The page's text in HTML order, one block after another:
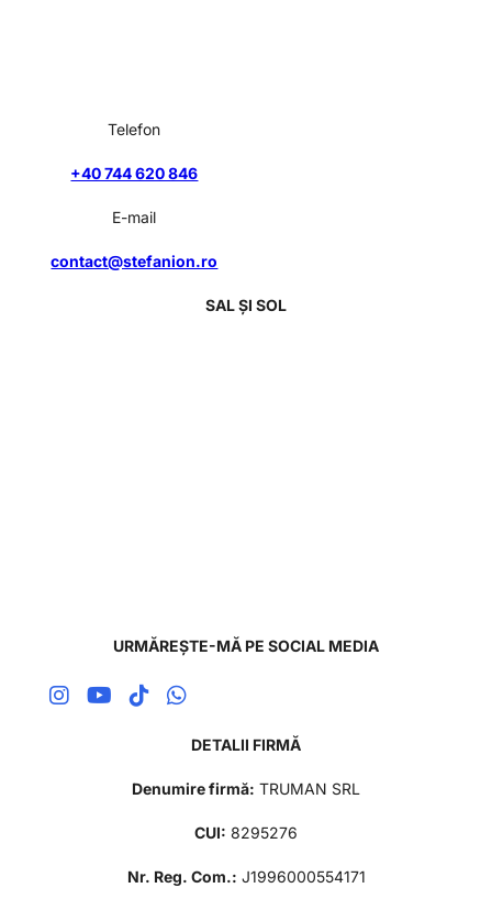
Telefon
+40 744 620 846
E-mail
contact@stefanion.ro
SAL ȘI SOL
URMĂREȘTE-MĂ PE SOCIAL MEDIA
DETALII FIRMĂ
Denumire firmă: TRUMAN SRL
CUI: 8295276
Nr. Reg. Com.: J1996000554171